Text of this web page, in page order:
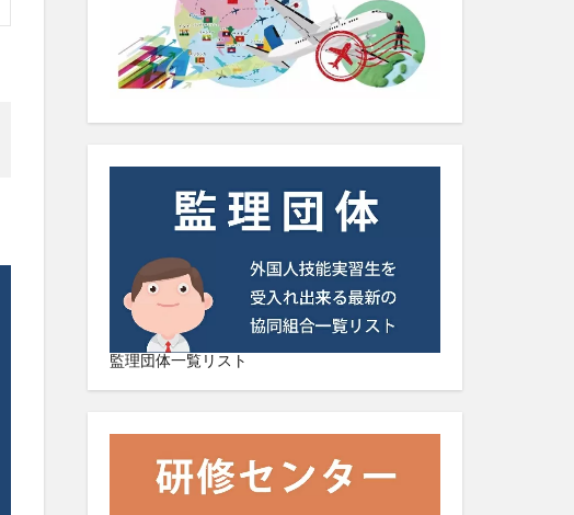
監理団体一覧リスト